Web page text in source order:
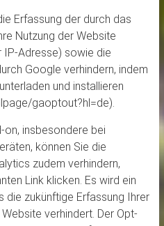
Erfassung der durch das
Nutzung der Website
IP-Adresse) sowie die
Google verhindern, indem
und installieren
gaoptout?hl=de).
insbesondere bei
können Sie die
zudem verhindern,
Link klicken. Es wird ein
zukünftige Erfassung Ihrer
verhindert. Der Opt-